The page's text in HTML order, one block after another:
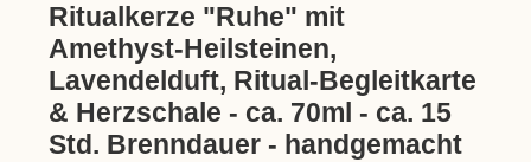
Ritualkerze "Ruhe" mit
Amethyst-Heilsteinen,
Lavendelduft, Ritual-Begleitkarte
& Herzschale - ca. 70ml - ca. 15
Std. Brenndauer - handgemacht